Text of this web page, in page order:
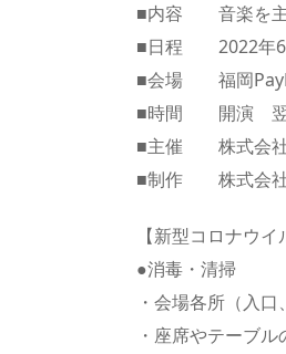
■内容 音楽を主
■日程 2022年6
■会場 福岡
■時間 開演 翌5
■主催 株式会社
■制作 株式会社
【新型コロナウイ
●消毒・清掃
・会場各所（入
・座席やテーブ